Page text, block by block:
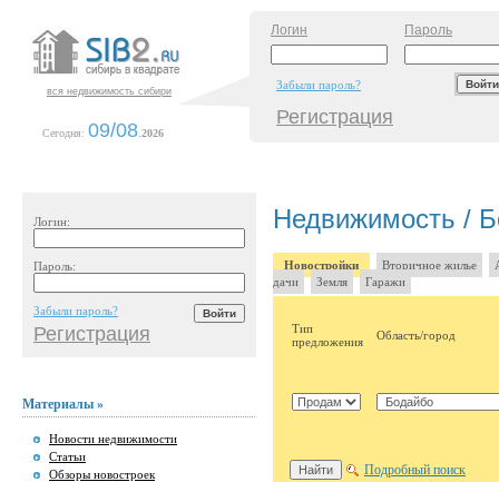
вся недвижимость сибири
Сегодня: 09/08 2026
Логин Пароль
Забыли пароль?
Регистрация
Логин:
Пароль:
Забыли пароль?
Регистрация
Материалы »
Новости недвижимости
Статьи
Обзоры новостроек
Недвижимость /
Новостройки Вторичное жилье
дачи
Земля Гаражи
Тип
предложения
Область/город
Подробный поиск